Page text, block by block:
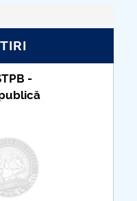
școlarizare
– Centrul